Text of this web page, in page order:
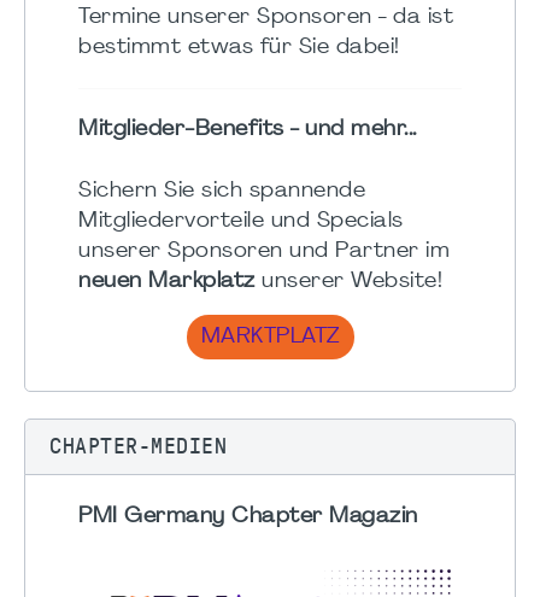
Termine unserer Sponsoren - da ist
bestimmt etwas für Sie dabei!
Mitglieder-Benefits - und mehr...
Sichern Sie sich spannende
Mitgliedervorteile und Specials
unserer Sponsoren und Partner im
neuen Markplatzunserer Website!
MARKTPLATZ
CHAPTER-MEDIEN
PMI Germany Chapter Magazin